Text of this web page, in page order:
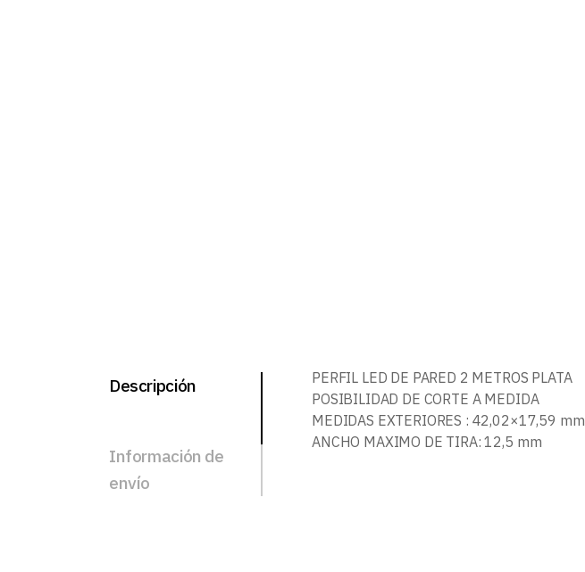
Descripción
Información de
envío
PERFIL LED DE PARED 2 METROS PLATA
POSIBILIDAD DE CORTE A MEDIDA
MEDIDAS EXTERIORES : 42,02×17,59 mm
ANCHO MAXIMO DE TIRA: 12,5 mm